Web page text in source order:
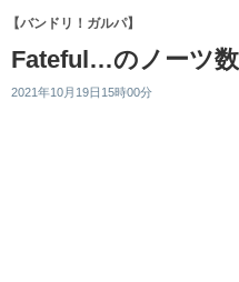
【バンドリ！ガルパ】
Fateful…のノーツ
2021年10月19日15時00分